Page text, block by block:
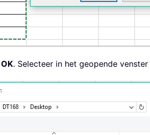
OK. Selecteer in het geopende